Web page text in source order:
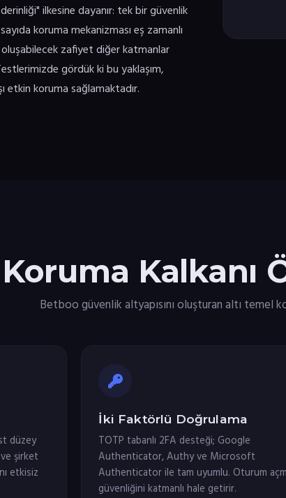
ilkesine dayanır: tek bir güvenlik
koruma mekanizması eş zamanlı
oluşabilecek zafiyet diğer katmanlar
gördük ki bu yaklaşım,
etkin koruma sağlamaktadır.
Koruma Kalkanı
Betboo güvenlik altyapısını oluşturan altı temel
düzey
şirket
etkisiz
İki Faktörlü Doğrulama
TOTP tabanlı 2FA desteği; Google
Authenticator, Authy ve Microsoft
Authenticator ile tam uyumlu. Oturum
güvenliğini katmanlı hale getirir.